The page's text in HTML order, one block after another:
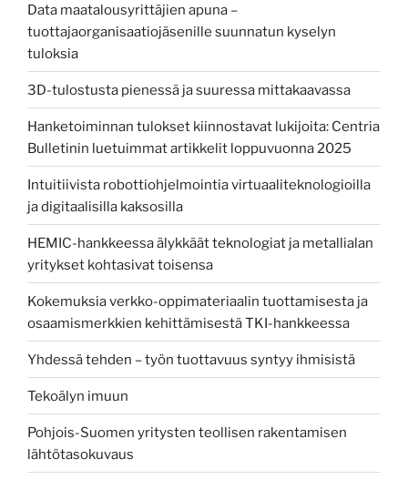
Data maatalousyrittäjien apuna –
tuottajaorganisaatiojäsenille suunnatun kyselyn
tuloksia
3D-tulostusta pienessä ja suuressa mittakaavassa
Hanketoiminnan tulokset kiinnostavat lukijoita: Centria
Bulletinin luetuimmat artikkelit loppuvuonna 2025
Intuitiivista robottiohjelmointia virtuaaliteknologioilla
ja digitaalisilla kaksosilla
HEMIC-hankkeessa älykkäät teknologiat ja metallialan
yritykset kohtasivat toisensa
Kokemuksia verkko-oppimateriaalin tuottamisesta ja
osaamismerkkien kehittämisestä TKI-hankkeessa
Yhdessä tehden – työn tuottavuus syntyy ihmisistä
Tekoälyn imuun
Pohjois-Suomen yritysten teollisen rakentamisen
lähtötasokuvaus